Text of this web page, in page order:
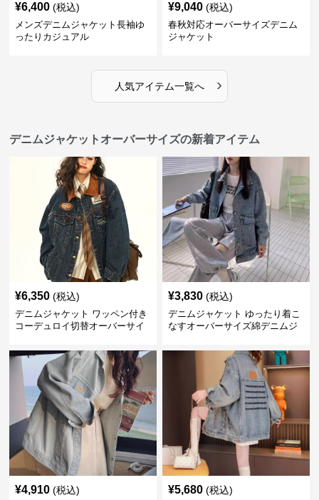
¥6,400 (税込)
メンズデニムジャケット長袖ゆ
ったりカジュアル
¥9,040 (税込)
春秋対応オーバーサイズデニム
ジャケット
人気アイテム一覧へ ›
デニムジャケットオーバーサイズの新着アイテム
¥6,350 (税込)
デニムジャケット ワッペン付き
コーデュロイ切替オーバーサイ
¥3,830 (税込)
デニムジャケット ゆったり着こ
なすオーバーサイズ綿デニムジ
¥4,910 (税込) ¥5,680 (税込)